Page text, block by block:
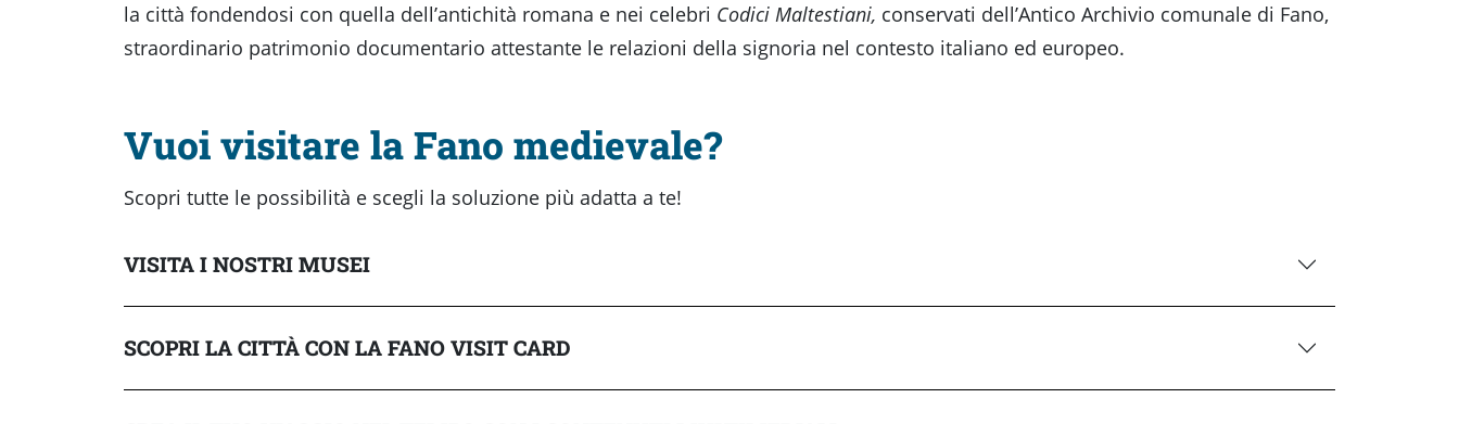
la città fondendosi con quella dell’antichità romana e nei celebri Codici Maltestiani, conservati dell’Antico Archivio comunale di Fano,
straordinario patrimonio documentario attestante le relazioni della signoria nel contesto italiano ed europeo.
Vuoi visitare la Fano medievale?
Scopri tutte le possibilità e scegli la soluzione più adatta a te!
VISITA I NOSTRI MUSEI
SCOPRI LA CITTÀ CON LA FANO VISIT CARD